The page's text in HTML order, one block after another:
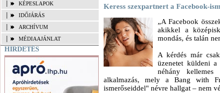
KÉPESLAPOK
IDŐJÁRÁS
ARCHÍVUM
MÉDIAAJÁNLAT
HIRDETÉS
Keress szexpartnert a Facebook-
„A Facebook
akikkel a
mondás, és talán
A kérdés már
üzenetet küldeni
néhány
alkalmazás, mely a Bang with
ismerőseiddel" névre hallgat – nem